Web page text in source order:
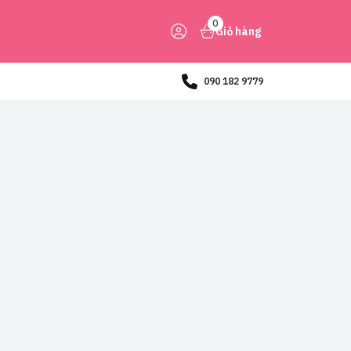
0
Giỏ hàng
090 182 9779